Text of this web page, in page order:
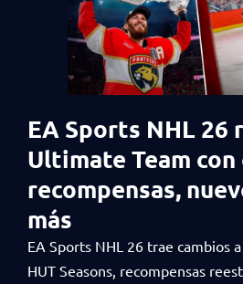
EA Sports NHL 26
Ultimate Team con
recompensas,
más
EA Sports NHL 26 trae cambios
HUT Seasons, recompensas